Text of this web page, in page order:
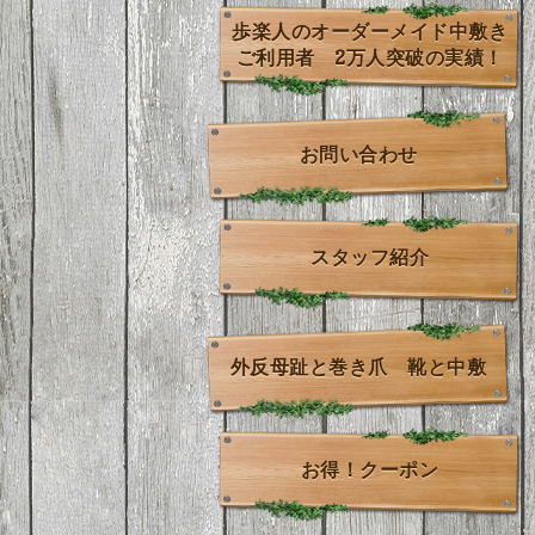
歩楽人のオーダーメイド中敷き
ご利用者 2万人突破の実績！
お問い合わせ
スタッフ紹介
外反母趾と巻き爪 靴と中敷
お得！クーポン